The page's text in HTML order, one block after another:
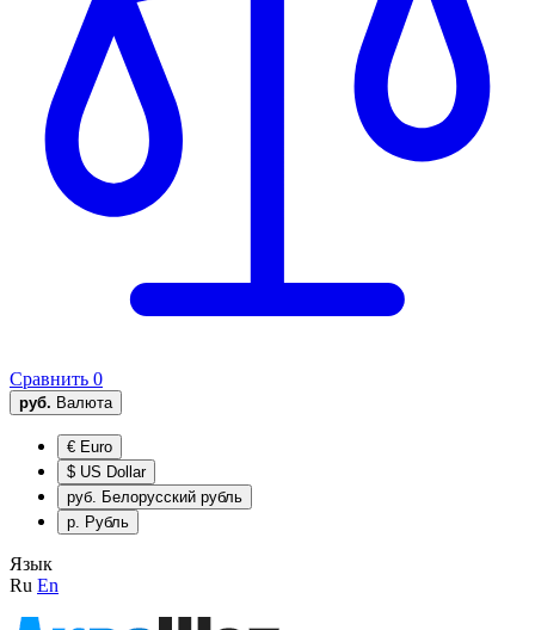
Сравнить 0
руб. Валюта
€ Euro
$ US Dollar
руб. Белорусский рубль
р. Рубль
Язык
Ru En